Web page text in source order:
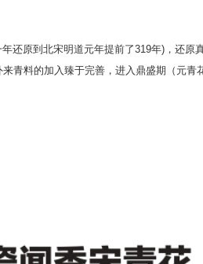
还原到北宋明道元年提前了319年)，还
料的加入臻于完善，进入鼎盛期（元青